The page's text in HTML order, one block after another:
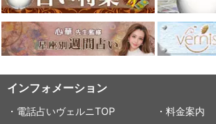
インフォメーション
・電話占いヴェルニTOP ・料金案内